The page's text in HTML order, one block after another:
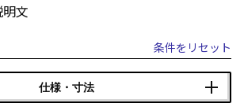
インターロック
文
条件をリセット
仕様・寸法